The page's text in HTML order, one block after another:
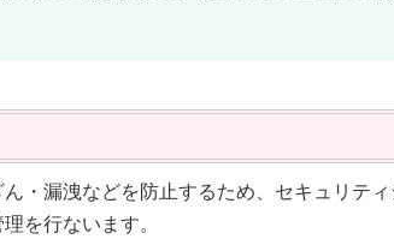
・漏洩などを防止するため、セキュリティ
を行ないます。